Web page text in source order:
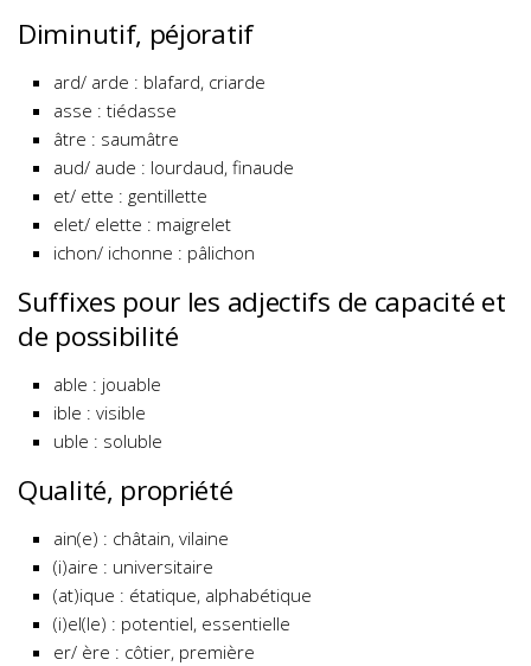
Diminutif, péjoratif
ard/ arde : blafard, criarde
asse : tiédasse
âtre : saumâtre
aud/ aude : lourdaud, finaude
et/ ette : gentillette
elet/ elette : maigrelet
ichon/ ichonne : pâlichon
Suffixes pour les adjectifs de capacité et
de possibilité
able : jouable
ible : visible
uble : soluble
Qualité, propriété
ain(e) : châtain, vilaine
(i)aire : universitaire
(at)ique : étatique, alphabétique
(i)el(le) : potentiel, essentielle
er/ ère : côtier, première